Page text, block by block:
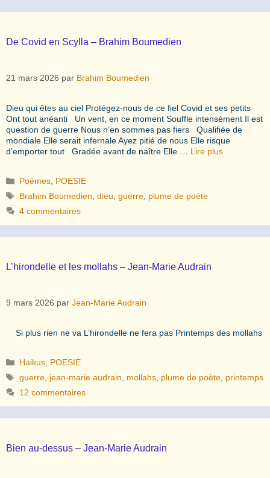
De Covid en Scylla – Brahim Boumedien
21 mars 2026 par Brahim Boumedien
Dieu qui êtes au ciel Protégez-nous de ce fiel Covid et ses petits
Ont tout anéanti Un vent, en ce moment Souffle intensément Il est
question de guerre Nous n’en sommes pas fiers Qualifiée de
mondiale Elle serait infernale Ayez pitié de nous Elle risque
d’emporter tout Gradée avant de naître Elle … Lire plus
Catégories
Poèmes POESIE
Étiquettes
Brahim Boumedien ,dieu ,guerre plume de poète
4 commentaires
L’hirondelle et les mollahs – Jean-Marie Audrain
9 mars 2026 par Jean-Marie Audrain
Si plus rien ne va L’hirondelle ne fera pas Printemps des mollahs
Catégories
Haikus POESIE
Étiquettes
guerre jean-marie audrain mollahs plume de poète printemps
12 commentaires
Bien au-dessus – Jean-Marie Audrain